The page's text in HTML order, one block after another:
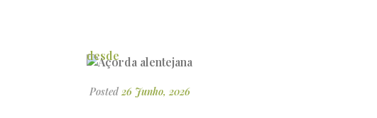
Posted 26 Junho, 2026